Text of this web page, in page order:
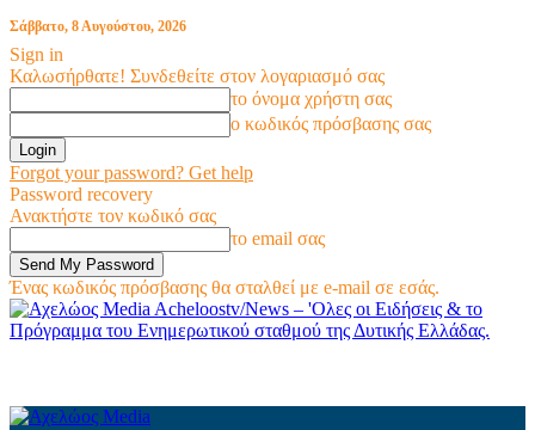
Σάββατο, 8 Αυγούστου, 2026
Sign in
Καλωσήρθατε! Συνδεθείτε στον λογαριασμό σας
το όνομα χρήστη σας
ο κωδικός πρόσβασης σας
Forgot your password? Get help
Password recovery
Ανακτήστε τον κωδικό σας
το email σας
Ένας κωδικός πρόσβασης θα σταλθεί με e-mail σε εσάς.
Acheloostv/News – 'Ολες οι Ειδήσεις & το
Πρόγραμμα του Ενημερωτικού σταθμού της Δυτικής Ελλάδας.